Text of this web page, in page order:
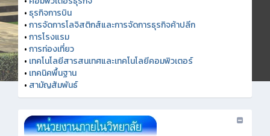
• ธุรกิจการบิน
•การจัดการโลจิสติกส์และการจัดการธุรกิจค้าปลีก
•การโรงแรม
•การท่องเที่ยว
• เทคโนโลยีสารสนเทศและเทคโนโลยีคอมพิวเตอร์
• เทคนิคพื้นฐาน
• สามัญสัมพันธ์